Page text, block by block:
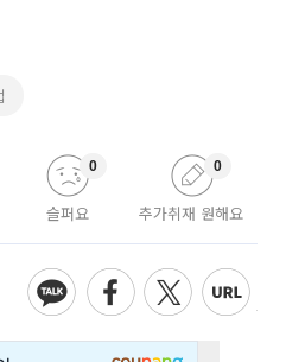
슬퍼요
0
추가취재 원해요
0